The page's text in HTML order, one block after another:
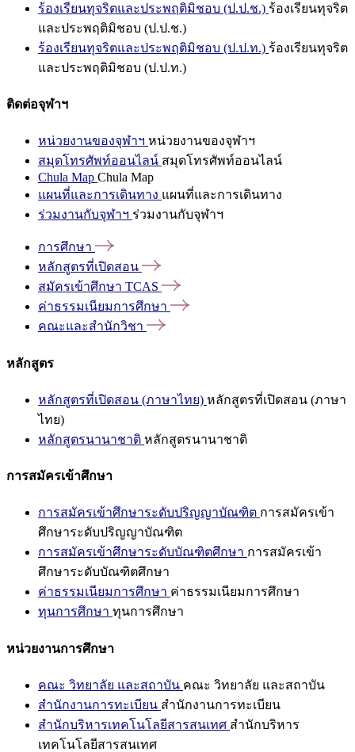
ร้องเรียนทุจริตและประพฤติมิชอบ (ป.ป.ช.) ร้องเรียนทุจริต
และประพฤติมิชอบ (ป.ป.ช.)
ร้องเรียนทุจริตและประพฤติมิชอบ (ป.ป.ท.) ร้องเรียนทุจริต
และประพฤติมิชอบ (ป.ป.ท.)
ติดต่อจุฬาฯ
หน่วยงานของจุฬาฯ หน่วยงานของจุฬาฯ
สมุดโทรศัพท์ออนไลน์ สมุดโทรศัพท์ออนไลน์
Chula Map Chula Map
แผนที่และการเดินทาง แผนที่และการเดินทาง
ร่วมงานกับจุฬาฯ ร่วมงานกับจุฬาฯ
การศึกษา
หลักสูตรที่เปิดสอน
สมัครเข้าศึกษา TCAS
ค่าธรรมเนียมการศึกษา
คณะและสำนักวิชา
หลักสูตร
หลักสูตรที่เปิดสอน (ภาษาไทย) หลักสูตรที่เปิดสอน (ภาษา
ไทย)
หลักสูตรนานาชาติ หลักสูตรนานาชาติ
การสมัครเข้าศึกษา
การสมัครเข้าศึกษาระดับปริญญาบัณฑิต การสมัครเข้า
ศึกษาระดับปริญญาบัณฑิต
การสมัครเข้าศึกษาระดับบัณฑิตศึกษา การสมัครเข้า
ศึกษาระดับบัณฑิตศึกษา
ค่าธรรมเนียมการศึกษา ค่าธรรมเนียมการศึกษา
ทุนการศึกษา ทุนการศึกษา
หน่วยงานการศึกษา
คณะ วิทยาลัย และสถาบัน คณะ วิทยาลัย และสถาบัน
สำนักงานการทะเบียน สำนักงานการทะเบียน
สำนักบริหารเทคโนโลยีสารสนเทศ สำนักบริหาร
เทคโนโลยีสารสนเทศ